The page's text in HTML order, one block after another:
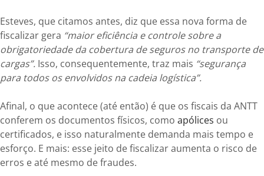
Esteves, que citamos antes, diz que essa nova forma de
fiscalizar gera “maior eficiência e controle sobre a
obrigatoriedade da cobertura de seguros no transporte de
cargas”. Isso, consequentemente, traz mais “segurança
para todos os envolvidos na cadeia logística”.
Afinal, o que acontece (até então) é que os fiscais da ANTT
conferem os documentos físicos, como apólices ou
certificados, e isso naturalmente demanda mais tempo e
esforço. E mais: esse jeito de fiscalizar aumenta o risco de
erros e até mesmo de fraudes.